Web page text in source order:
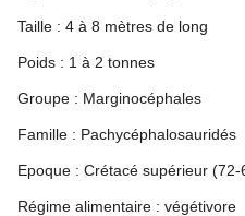
Taille : 4 à 8 mètres de long
Poids : 1 à 2 tonnes
Groupe : Marginocéphales
Famille : Pachycéphalosauridés
Epoque : Crétacé supérieur (72-
Régime alimentaire : végétivore